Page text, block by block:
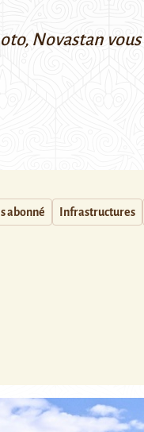
Novastan
abonné Infrastructures